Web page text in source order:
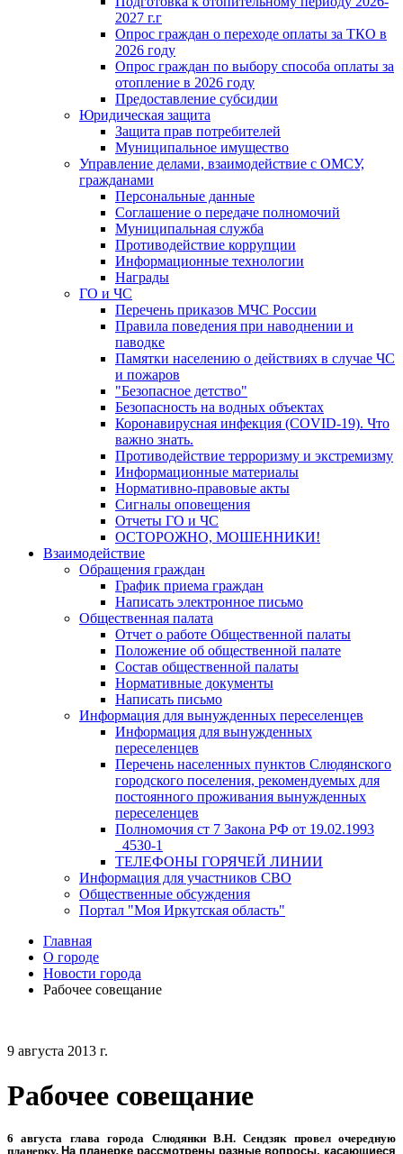
2027 г.г
Опрос граждан о переходе оплаты за ТКО в
2026 году
Опрос граждан по выбору способа оплаты за
отопление в 2026 году
Предоставление субсидии
Юридическая защита
Защита прав потребителей
Муниципальное имущество
Управление делами, взаимодействие с ОМСУ,
гражданами
Персональные данные
Соглашение о передаче полномочий
Муниципальная служба
Противодействие коррупции
Информационные технологии
Награды
ГО и ЧС
Перечень приказов МЧС России
Правила поведения при наводнении и
паводке
Памятки населению о действиях в случае ЧС
и пожаров
"Безопасное детство"
Безопасность на водных объектах
Коронавирусная инфекция (COVID-19). Что
важно знать.
Противодействие терроризму и экстремизму
Информационные материалы
Нормативно-правовые акты
Сигналы оповещения
Отчеты ГО и ЧС
ОСТОРОЖНО, МОШЕННИКИ!
Взаимодействие
Обращения граждан
График приема граждан
Написать электронное письмо
Общественная палата
Отчет о работе Общественной палаты
Положение об общественной палате
Состав общественной палаты
Нормативные документы
Написать письмо
Информация для вынужденных переселенцев
Информация для вынужденных
переселенцев
Перечень населенных пунктов Слюдянского
городского поселения, рекомендуемых для
постоянного проживания вынужденных
переселенцев
Полномочия ст 7 Закона РФ от 19.02.1993
_4530-1
ТЕЛЕФОНЫ ГОРЯЧЕЙ ЛИНИИ
Информация для участников СВО
Общественные обсуждения
Портал "Моя Иркутская область"
Главная
О городе
Новости города
Рабочее совещание
9 августа 2013 г.
Рабочее совещание
6 августа глава города Слюдянки В.Н. Сендзяк провел очередную
планерку. На планерке рассмотрены разные вопросы, касающиеся